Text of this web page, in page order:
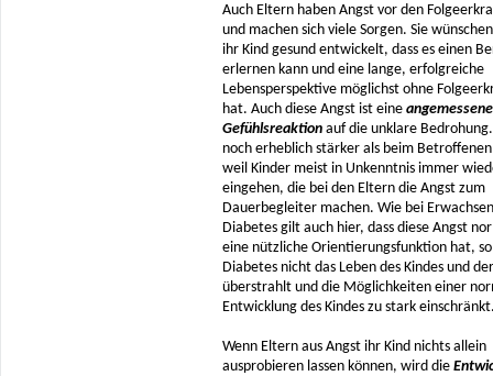
Auch Eltern haben Angst vor den
und machen sich viele Sorgen. Sie
ihr Kind gesund entwickelt, dass es einen
erlernen kann und eine lange, erfolgreiche
Lebensperspektive möglichst ohne
hat. Auch diese Angst ist eine angemessene
Gefühlsreaktion auf die unklare
noch erheblich stärker als beim
weil Kinder meist in Unkenntnis immer
eingehen, die bei den Eltern die Angst zum
Dauerbegleiter machen. Wie bei
Diabetes gilt auch hier, dass diese Angst
eine nützliche Orientierungsfunktion hat,
Diabetes nicht das Leben des Kindes und
überstrahlt und die Möglichkeiten einer
Entwicklung des Kindes zu stark
Wenn Eltern aus Angst ihr Kind nichts allein
ausprobieren lassen können, wird die